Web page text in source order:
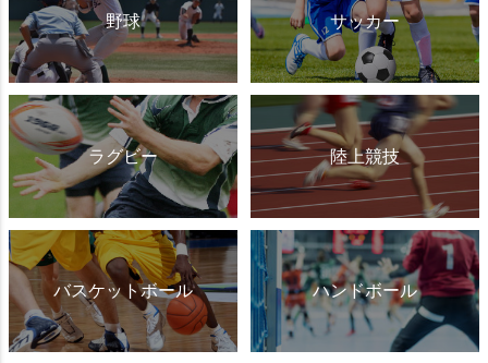
野球 サッカー
ラグビー 陸上競技
バスケットボール ハンドボール